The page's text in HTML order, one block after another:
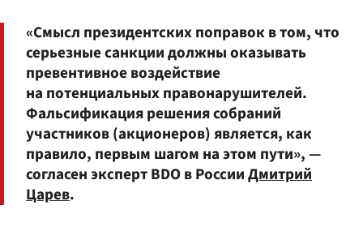
«Смысл президентских поправок в том, что
серьезные санкции должны оказывать
превентивное воздействие
на потенциальных правонарушителей.
Фальсификация решения собраний
участников (акционеров) является, как
правило, первым шагом на этом пути», —
согласен эксперт BDO в РоссииДмитрий
Царев.